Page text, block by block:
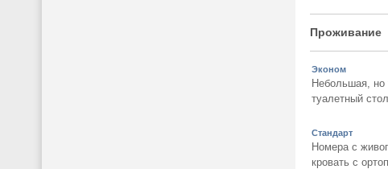
Проживание
Эконом
Небольшая, но
туалетный
Стандарт
Номера с
кровать с